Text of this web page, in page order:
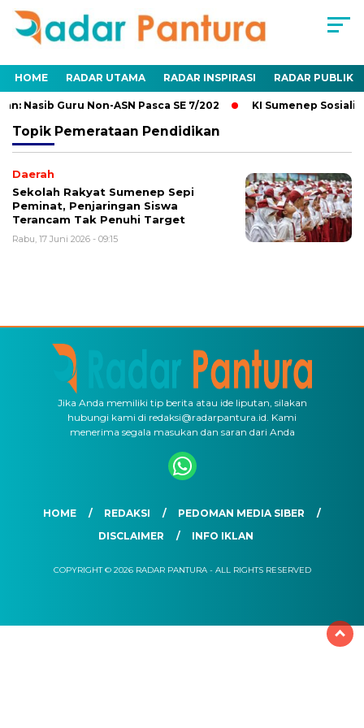
HOME RADAR UTAMA RADAR INSPIRASI RADAR PUBLIK
Nasib Guru Non-ASN Pasca SE 7/202 KI Sumenep
Topik Pemerataan Pendidikan
Daerah
Sekolah Rakyat Sumenep Sepi
Peminat, Penjaringan Siswa
Terancam Tak Penuhi Target
Rabu, 17 Juni 2026 - 09:15
Jika Anda memiliki tip berita atau ide liputan, silakan
hubungi kami di redaksi@radarpantura.id. Kami
menerima segala masukan dan saran dari Anda
HOME REDAKSI
PEDOMAN MEDIA SIBER
DISCLAIMER
INFO IKLAN
COPYRIGHT © 2026 RADAR PANTURA - ALL RIGHTS RESERVED